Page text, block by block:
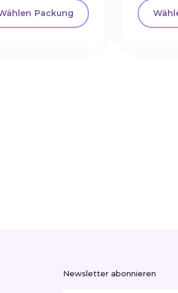
Packung
Newsletter abonnieren